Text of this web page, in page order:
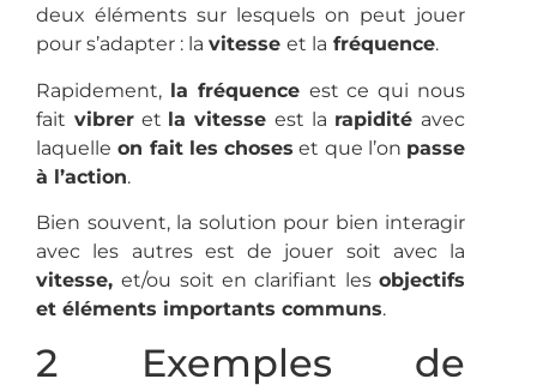
deux éléments sur lesquels on peut jouer
pour s’adapter : la vitesse et la fréquence.
Rapidement, la fréquence est ce qui nous
fait vibreret la vitesse est la rapidité avec
laquelle on fait les choses et que l’on passe
à l’action.
Bien souvent, la solution pour bien interagir
avec les autres est de jouer soit avec la
vitesse,et/ou soit en clarifiant lesobjectifs
et éléments importants communs.
2 Exemples de